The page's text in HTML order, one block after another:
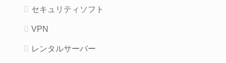
セキュリティソフト
VPN
レンタルサーバー